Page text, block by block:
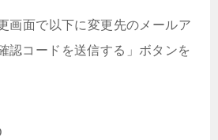
画面で以下に変更先のメールア
認コードを送信する」ボタンを